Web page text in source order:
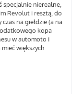
specjalnie nierealne,
Revolut i resztą, do
na giełdzie (a na
kopa
w automoto i
większych